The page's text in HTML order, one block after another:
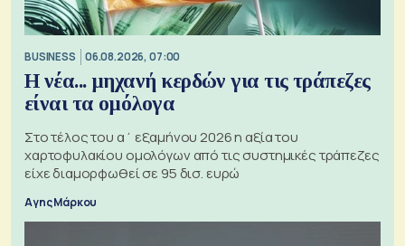
BUSINESS 06.08.2026, 07:00
Η νέα... μηχανή κερδών για τις τράπεζες
είναι τα ομόλογα
Στο τέλος του α΄ εξαμήνου 2026 η αξία του
χαρτοφυλακίου ομολόγων από τις συστημικές τράπεζες
είχε διαμορφωθεί σε 95 δισ. ευρώ
Αγης Μάρκου